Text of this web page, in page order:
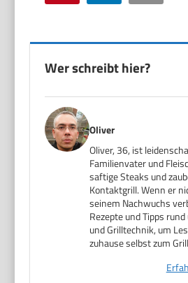
Wer schreibt hier?
Oliver
Oliver, 36, ist
Familienvater und
saftige Steaks und
Kontaktgrill. Wenn er
seinem Nachwuchs
Rezepte und Tipps
und Grilltechnik, um
zuhause selbst zum